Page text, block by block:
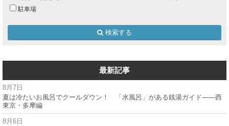
駐車場
検索する
最新記事
8月7日
夏は冷たいお風呂でクールダウン！ 「水風呂」がある銭湯ガイド——西
東京・多摩編
8月6日